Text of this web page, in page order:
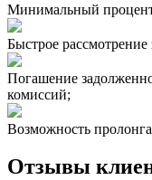
Минимальный
Быстрое
Погашение
комиссий;
Возможность
Отзывы